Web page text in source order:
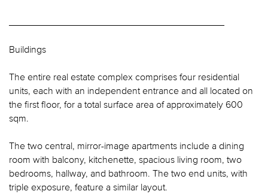
Buildings
The entire real estate complex comprises four residential
units, each with an independent entrance and all located on
the first floor, for a total surface area of approximately 600
sqm.
The two central, mirror-image apartments include a dining
room with balcony, kitchenette, spacious living room, two
bedrooms, hallway, and bathroom. The two end units, with
triple exposure, feature a similar layout.